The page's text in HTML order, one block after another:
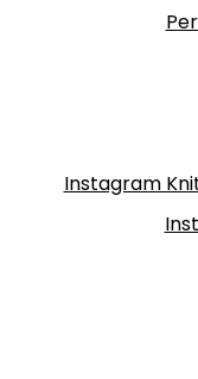
Instagram